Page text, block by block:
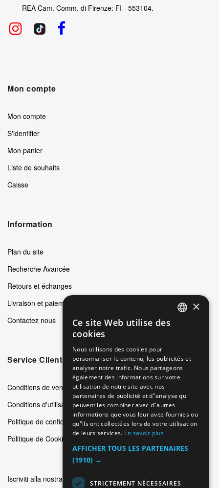
REA Cam. Comm. di Firenze: FI - 553104.
Mon compte
Mon compte
S'identifier
Mon panier
Liste de souhaits
Caisse
Information
Plan du site
Recherche Avancée
Retours et échanges
Livraison et paiements
Contactez nous
Service Clients
Conditions de vente
Conditions d'utilisation
Politique de confidentialité
Politique de Cookie
Iscriviti alla nostra newsletter
ITALIAN
SPANISH
FRENCH
×
Ce site Web utilise des
cookies
Nous utilisons des cookies pour
personnaliser le contenu, les publicités et
analyser notre trafic. Nous partageons
également des informations sur votre
utilisation de notre site avec nos
partenaires de publicité et d"analyse qui
peuvent les combiner avec d"autres
informations que vous leur avez fournies ou
qu"ils ont collectées lors de votre utilisation
de leurs services. En savoir plus
AFFICHER TOUS LES PARTENAIRES
(1910) →
STRICTEMENT NÉCESSAIRES